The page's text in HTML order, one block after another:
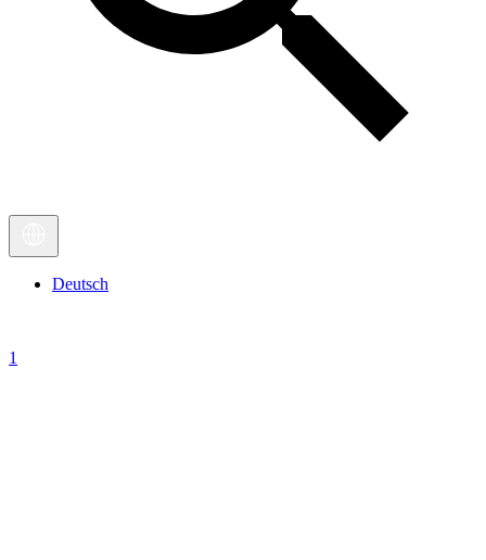
Deutsch
1